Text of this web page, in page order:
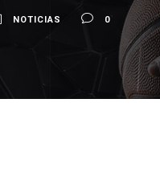
NOTICIAS 0